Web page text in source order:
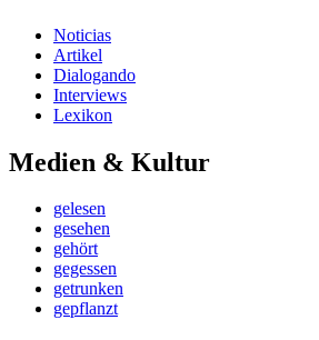
Noticias
Artikel
Dialogando
Interviews
Lexikon
Medien & Kultur
gelesen
gesehen
gehört
gegessen
getrunken
gepflanzt